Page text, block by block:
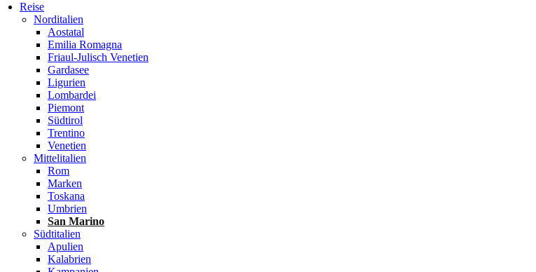
Reise
Norditalien
Aostatal
Emilia Romagna
Friaul-Julisch Venetien
Gardasee
Ligurien
Lombardei
Piemont
Südtirol
Trentino
Venetien
Mittelitalien
Rom
Marken
Toskana
Umbrien
San Marino
Südtitalien
Apulien
Kalabrien